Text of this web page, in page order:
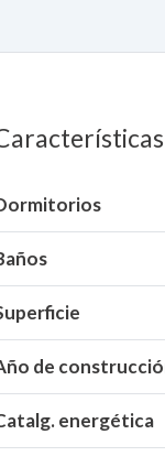
de
energética